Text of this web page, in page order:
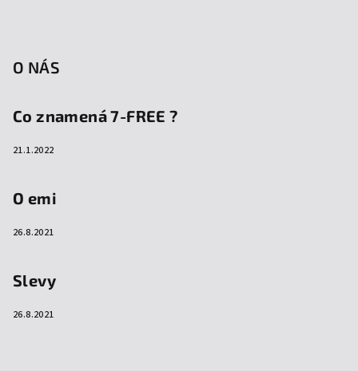
O NÁS
Co znamená 7-FREE ?
21.1.2022
O emi
26.8.2021
Slevy
26.8.2021